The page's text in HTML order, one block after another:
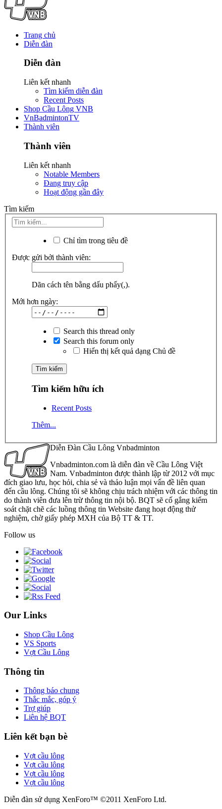
Trang chủ
Diễn đàn
Diễn đàn
Liên kết nhanh
Tìm kiếm diễn đàn
Recent Posts
Shop Cầu Lông VNB
VnBadmintonTV
Thành viên
Thành viên
Liên kết nhanh
Notable Members
Đang truy cập
Hoạt động gần đây
Tìm kiếm
Chỉ tìm trong tiêu đề
Được gửi bởi thành viên:
Dãn cách tên bằng dấu phẩy(,).
Mới hơn ngày:
Search this thread only
Search this forum only
Hiển thị kết quả dạng Chủ đề
Tìm kiếm hữu ích
Recent Posts
Thêm...
Diễn Đàn Cầu Lông Vnbadminton
Vnbadminton.com là diễn đàn về Cầu Lông Việt
Nam. Vnbadminton được thành lập từ 2012 với mục
đích giao lưu, học hỏi, chia sẻ và thảo luận mọi vấn đề liên quan
đến cầu lông. Chúng tôi sẽ không chịu trách nhiệm với các thông tin
do thành viên đưa lên trừ thông tin nội bộ. BQT sẽ cố gắng kiểm
soát chặt chẽ các luồng thông tin Website đang hoạt động thử
nghiệm, chờ giấy phép MXH của Bộ TT & TT.
Follow us
Our Links
Shop Cầu Lông
VS Sports
Vợt Cầu Lông
Thông tin
Thông báo chung
Thắc mắc, góp ý
Trợ giúp
Liên hệ BQT
Liên kết bạn bè
Vợt cầu lông
Vợt cầu lông
Vợt cầu lông
Vợt cầu lông
Diễn đàn sử dụng XenForo™ ©2011 XenForo Ltd.